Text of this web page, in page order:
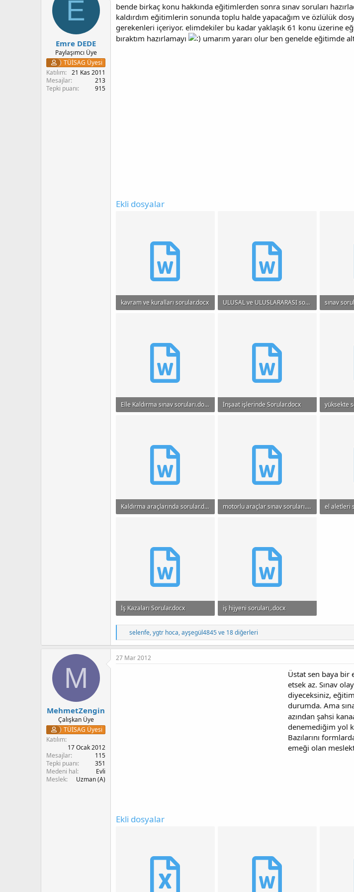
l
e
r
:
E
Emre DEDE
Paylaşımcı Üye
TÜİSAG Üyesi
Katılım
21 Kas 2011
Mesajlar
213
Tepki puanı
915
bende birkaç konu hakkında eğitimlerden sonra sınav soruları
kaldırdım eğitimlerin sonunda toplu halde yapacağım ve özlülük
gerekenleri içeriyor. elimdekiler bu kadar yaklaşık 61 konu üzerine
bıraktım hazırlamayı
umarım yararı olur ben genelde eğitimde
Ekli dosyalar
kavram ve kuralları sorular.docx
ULUSAL ve ULUSLARARASI soru.docx
sınav
Elle Kaldırma sınav soruları.docx
İnşaat işlerinde Sorular.docx
yüksekte
Kaldırma araçlarında sorular.docx
motorlu araçlar sınav soruları.docx
el aletleri
İş Kazaları Sorular.docx
12.1 KB · Görüntüleme: 857
iş hijyeni soruları,.docx
12 KB · Görüntüleme: 657
T
e
p
k
selenfe,ygtr hoca,ayşegül4845ve 18 diğerleri
M
MehmetZengin
Çalışkan Üye
TÜİSAG Üyesi
Katılım
17 Ocak 2012
Mesajlar
115
Tepki puanı
351
Medeni hal
Evli
Meslek
Uzman (A)
27 Mar 2012
Üstat sen baya bir
etsek az. Sınav
diyeceksiniz,
durumda. Ama
azından şahsi
denemediğim yol
Bazılarını
emeği olan
Ekli dosyalar